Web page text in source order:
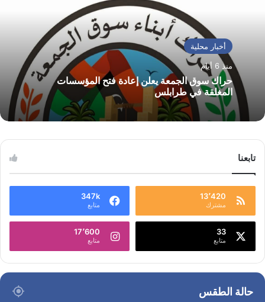
أخبار محلية
منذ 6 أيام
حراك سوق الجمعة يعلن إعادة فتح المؤسسات
المغلقة في طرابلس
تابعنا
13٬420
مشترك
347k
متابع
33
متابع
17٬600
متابع
حالة الطقس